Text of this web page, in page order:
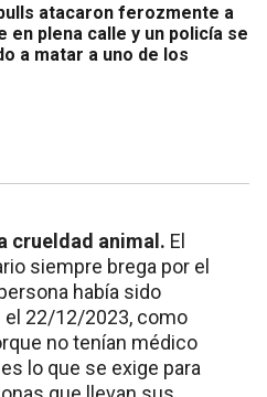
atacaron ferozmente a
en plena calle y un policía se
a matar a uno de los
crueldad animal. El
siempre brega por el
había sido
el 22/12/2023, como
no tenían médico
lo que se exige para